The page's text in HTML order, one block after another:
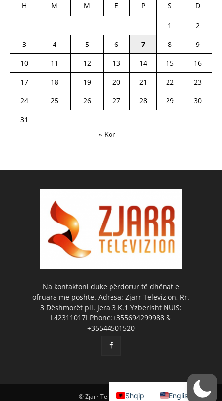
H M M E P S D
1
2
3
4 5 6 7 8
9
10
11 12 13 14 15
16
17
18 19 20 21 22
23
24
25 26 27 28 29
30
31
« Kor
Na kontaktoni duke përdorur të dhënat e
ofruara më poshtë. Adresa: Zjarr Televizion, Rr.
3 Dëshmorët pll. Jera 3 K.1 Yzberisht NUIS:
L42311017I Phone:+355694299988 &
+35544501520
© Zjarr Televizion 2026
Shqip English